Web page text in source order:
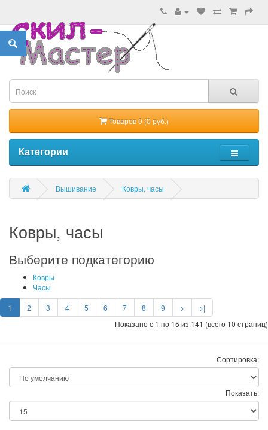
Товаров 0 (0 руб.)
Категории
Вышивание Ковры, часы
Ковры, часы
Выберите подкатегорию
Ковры
Часы
1
2 3 4 5 6 7 8 9 >
>|
Показано с 1 по 15 из 141 (всего 10 страниц)
Сортировка:
Показать: